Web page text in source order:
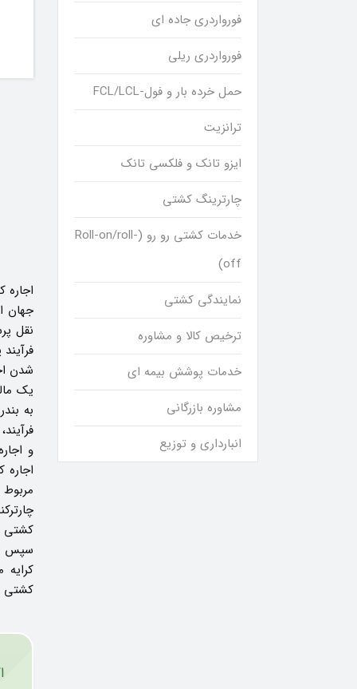
جهان
نقل
شدن
یک
به
و
کشتی
سپس
کشتی
فورواردری جاده ای
فورواردری ریلی
حمل خرده بار و فول-FCL/LCL
ترانزیت
ایزو تانک و فلکسی تانک
چارترینگ کشتی
خدمات کشتی رو رو (Roll-on/roll-
off)
نمایندگی کشتی
ترخیص کالا و مشاوره
خدمات پوشش بیمه ‌ای
مشاوره بازرگانی
انبارداری و توزیع